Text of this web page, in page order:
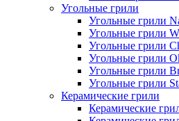
Угольные грили
Угольные грили
Угольные грили
Угольные грили
Угольные грили
Угольные грили
Угольные грили
Керамические грили
Керамические